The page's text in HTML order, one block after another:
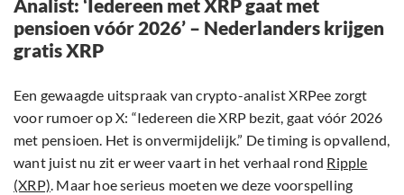
Analist: ‘Iedereen met XRP gaat met
pensioen vóór 2026’ – Nederlanders krijgen
gratis XRP
Een gewaagde uitspraak van crypto-analist XRPee zorgt
voor rumoer op X: “Iedereen die XRP bezit, gaat vóór 2026
met pensioen. Het is onvermijdelijk.” De timing is opvallend,
want juist nu zit er weer vaart in het verhaal rond Ripple
(XRP). Maar hoe serieus moeten we deze voorspelling